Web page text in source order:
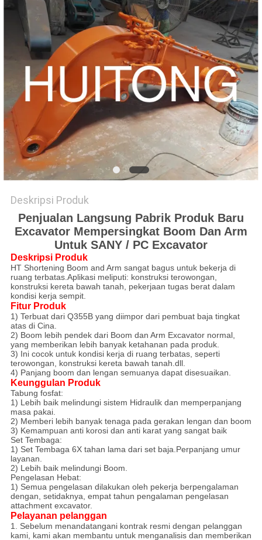
KEBIJAKAN
PRIBADI
Deskripsi Produk
Penjualan Langsung Pabrik Produk Baru
Excavator Mempersingkat Boom Dan Arm
Untuk SANY / PC Excavator
Deskripsi Produk
HT Shortening Boom and Arm sangat bagus untuk bekerja di
ruang terbatas.Aplikasi meliputi: konstruksi terowongan,
konstruksi kereta bawah tanah, pekerjaan tugas berat dalam
kondisi kerja sempit.
Fitur Produk
1) Terbuat dari Q355B yang diimpor dari pembuat baja tingkat
atas di Cina.
2) Boom lebih pendek dari Boom dan Arm Excavator normal,
yang memberikan lebih banyak ketahanan pada produk.
3) Ini cocok untuk kondisi kerja di ruang terbatas, seperti
terowongan, konstruksi kereta bawah tanah.dll.
4) Panjang boom dan lengan semuanya dapat disesuaikan.
Keunggulan Produk
Tabung fosfat:
1) Lebih baik melindungi sistem Hidraulik dan memperpanjang
masa pakai.
2) Memberi lebih banyak tenaga pada gerakan lengan dan boom
3) Kemampuan anti korosi dan anti karat yang sangat baik
Set Tembaga:
1) Set Tembaga 6X tahan lama dari set baja.Perpanjang umur
layanan.
2) Lebih baik melindungi Boom.
Pengelasan Hebat:
1) Semua pengelasan dilakukan oleh pekerja berpengalaman
dengan, setidaknya, empat tahun pengalaman pengelasan
attachment excavator.
Pelayanan pelanggan
1. Sebelum menandatangani kontrak resmi dengan pelanggan
kami, kami akan membantu untuk menganalisis dan memberikan